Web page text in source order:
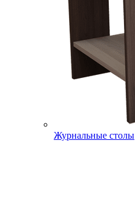
Журнальные столы